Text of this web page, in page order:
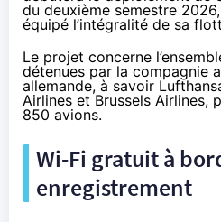
du deuxième semestre
équipé l’intégralité de sa
Le projet concerne
détenues par la compagnie
allemande, à savoir
Airlines et Brussels Airlines,
850 avions.
Wi-Fi gratuit à
enregistrement